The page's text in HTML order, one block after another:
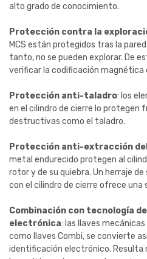
alto grado de conocimiento.
Protección contra la
MCS están protegidos tras la
tanto, no se pueden explorar. De
verificar la codificación magnética
Protección anti-taladro: los
en el cilindro de cierre lo
destructivas como el taladro.
Protección anti-extracción
metal endurecido protegen al
rotor y de su quiebra. Un herraje
con el cilindro de cierre ofrece una
Combinación con tecnología
electrónica: las llaves
como llaves Combi, se convierte
identificación electrónico. Resulta